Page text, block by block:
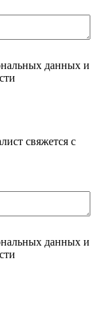
данных и
свяжется с
данных и